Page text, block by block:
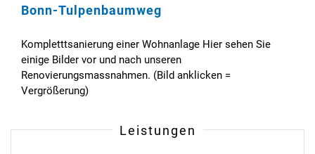
Bonn-Tulpenbaumweg
Kompletttsanierung einer Wohnanlage Hier sehen Sie
einige Bilder vor und nach unseren
Renovierungsmassnahmen. (Bild anklicken =
Vergrößerung)
Leistungen